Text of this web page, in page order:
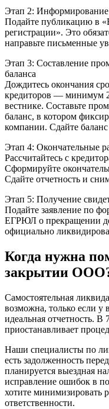
Этап 2:
Подайте публикацию в
регистрации». Это
направьте письменные
Этап 3: Составление
баланса
Дождитесь окончания
кредиторов — минимум
вестнике. Составьте
баланс, в котором
компании. Сдайте
Этап 4: Окончательные
Рассчитайтесь с
Сформируйте
Сдайте отчетность и
Этап 5: Получение
Подайте заявление по
ЕГРЮЛ о прекращении
официально
Когда нужна
закрытии
Самостоятельная
возможна, только если у
идеальная отчетность. В
приостанавливает
Наши специалисты по
есть задолженность
планируется выездная
исправление ошибок в
хотите минимизировать
ответственности.